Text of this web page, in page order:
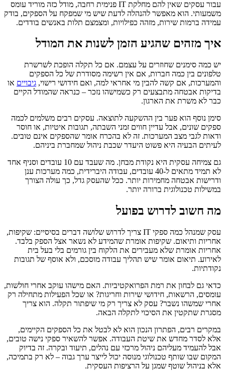
עבור עסקים שאין להם מחלקת IT פנימית רחבה, מודל כזה מוריד עומס
משמעותי. הוא מאפשר להנהלה לדעת שיש מי שמפקח על הספקים, בודק
עמידה ברמות שירות, מזהה כפילויות, ומצמצם תלות באנשים בודדים.
איך מזהים שהגיע הזמן לשנות את המודל
יש כמה סימנים שחוזרים על עצמם. אם כל תקלה הופכת לשרשרת
טלפונים בין כמה חברות, אם אין רשימה מסודרת של כל הספקים
והמערכות, אם קשה להבין מי אחראי למה, ואם חידושי רישוי, גיבויים או
בדיקות אבטחה מתבצעים רק כשמישהו נזכר – כנראה שהמודל הקיים
כבר לא משרת את הארגון.
סימן נוסף הוא פער בין ההשקעה לתוצאה. עסקים רבים משלמים לכמה
ספקים שונים, אבל עדיין חווים זמני השבתה, תגובות איטיות, או חוסר
ודאות לגבי מצב המערכות. זה לא בהכרח אומר שהספקים אינם טובים.
לעיתים הבעיה היא פשוט היעדר שכבת ניהול שמחברת ביניהם.
גם צמיחה עסקית היא נקודת מבחן. מה שעבד עם 10 עובדים וסניף אחד
לא תמיד מתאים ל-40 עובדים, עבודה היברידית, כמה מערכות ענן
ודרישות אבטחה מחמירות יותר. ככל שהעסק גדל, כך עולה הצורך
במשילות טכנולוגית ברורה יותר.
מה חשוב לדרוש בפועל
עסק שמנהל כמה ספקי IT צריך לדרוש שלושה דברים בסיסיים: שקיפות,
אחריות ותיאום. שקיפות אומרת שהמידע לא נשאר אצל הספק בלבד.
אחריות אומרת שלא מעבירים את הלקוח בין גורמים בלי בעל בית
לאירוע. תיאום אומר שיש תהליך עבודה מוסכם, ולא אוסף של תגובות
נקודתיות.
כדאי גם לבחון את רמת הפרואקטיביות. האם מישהו עוקב אחרי חולשות,
עומסים, הרשאות, חידושי שירות וחריגות? או שכל הפעילות מתחילה רק
אחרי שמשהו נשבר? עסק לא צריך רק מי שיפתור תקלה. הוא צריך
מסגרת שתקטין את הסיכוי לתקלה הבאה.
במקרים רבים, הפתרון הנכון הוא לא לבטל את כל הספקים הקיימים,
אלא לסדר מחדש את שיטת העבודה. אפשר להשאיר ספקי נישה טובים,
אבל להעמיד מעליהם ניהול מרכזי עם נהלים, תיעוד ובקרה. זה בדיוק
המקום שבו שותף טכנולוגי מנוסה יכול לייצר ערך גבוה – לא רק בתמיכה,
אלא בניהול שוטף שמגן על הרציפות העסקית.